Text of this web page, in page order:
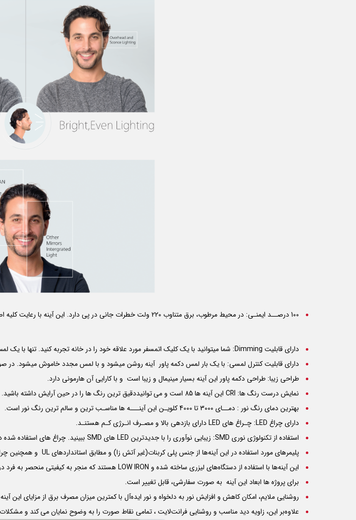
دارای قابلیت Dimming: شما میتوانید با یک کلیک اتمسفر مورد علاقه خود را در خانه تجربه کنید. تنها با یک لمس ساده میتوانید یک محیط کم نور رویایی یا یک محیط روشن و نورانی داشته باشید.
دارای قابلیت کنترل لمسی: با یک بار لمس دکمه پاور آینه روشن میشود و با لمس مجدد خاموش میشود. در
طراحی زیبا: طراحی دکمه پاور این آینه بسیار مینیمال و زیبا است و با کارایی آن هارمونی دارد.
نمایش درست رنگ ها: CRI این آینه ها 85 است و می توانیددقیق ترین رنگ ها را در حین آرایش داشته باشید.
بهترین دمای رنگ نور : دمــای 3000 تا 4000 کلویـن این آینـــه ها مناسـب ترین و سالم ترین رنگ نور است.
دارای چراغ LED: چـراغ های
LEDدارای بازدهی بالا و مصـرف انـرژی کـم هستنـد.
استفاده از تکنولوژی نوری SMD: زیبایی نوآوری را با جدیدترین
LEDهای SMD ببینید. چراغ های استفاده
پلیمرهای مورد استفاده در این آینه‌ها از جنس پلی کربنات(غیر آتش زا) و مطابق استانداردهایUL و همچنین
این آینه‌ها با استفاده از دستگاه‌های لیزری ساخته شده و LOW IRONهستند که منجر به کیفیتی منحصر به
برای پروژه ها ابعاد این آینه به صورت سفارشی، قابل تغییر است.
روشنایی ملایم، امکان کاهش و افزایش نور به دلخواه و نور ایده‌آل با کمترین میزان مصرف برق از مزایای این
علاوه‌بر این، زاویه دید مناسب و روشنایی فرانت‌لایت ، تمامی نقاط صورت را به وضوح نمایان می کند و